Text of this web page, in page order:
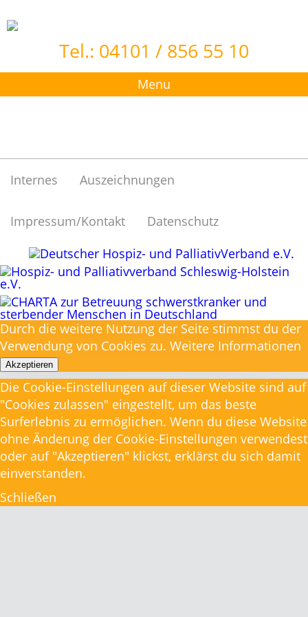
Tel.: 04101 / 856 55 10
Menu
Internes Auszeichnungen
Impressum/Kontakt Datenschutz
Durch die weitere Nutzung der Seite stimmst du der
Verwendung von Cookies zu. Weitere Informationen
Akzeptieren
Die Cookie-Einstellungen auf dieser Website sind auf
"Cookies zulassen" eingestellt, um das beste
Surferlebnis zu ermöglichen. Wenn du diese Website
ohne Änderung der Cookie-Einstellungen verwendest
oder auf "Akzeptieren" klickst, erklärst du sich damit
einverstanden.
Schließen